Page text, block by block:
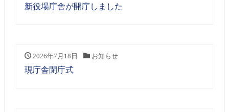
新役場庁舎が開庁しました
2026年7月18日 お知らせ
現庁舎閉庁式